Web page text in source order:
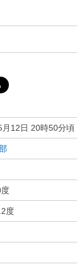
月12日 20時50分頃
度